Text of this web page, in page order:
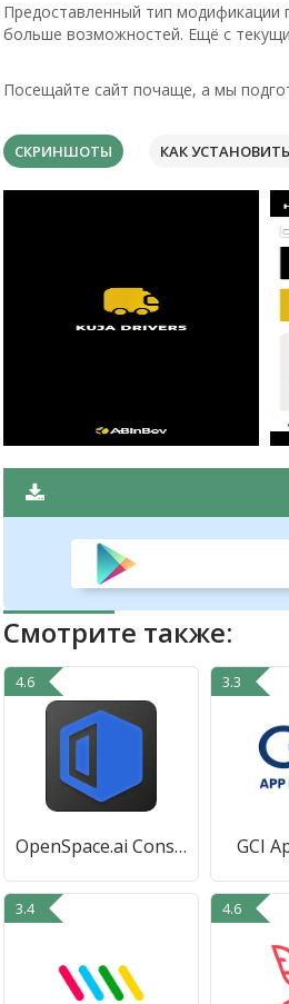
Предоставленный тип модификации
больше возможностей. Ещё с
Посещайте сайт почаще, а мы
СКРИНШОТЫ КАК
Смотрите также:
4.6
OpenSpace.ai Construction App
3.3
GCI
3.4 4.6